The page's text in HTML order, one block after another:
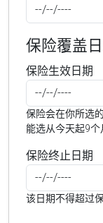
保险覆盖
保险生效日期
保险会在你所选
能选从今天起9个
保险终止日期
该日期不得超过